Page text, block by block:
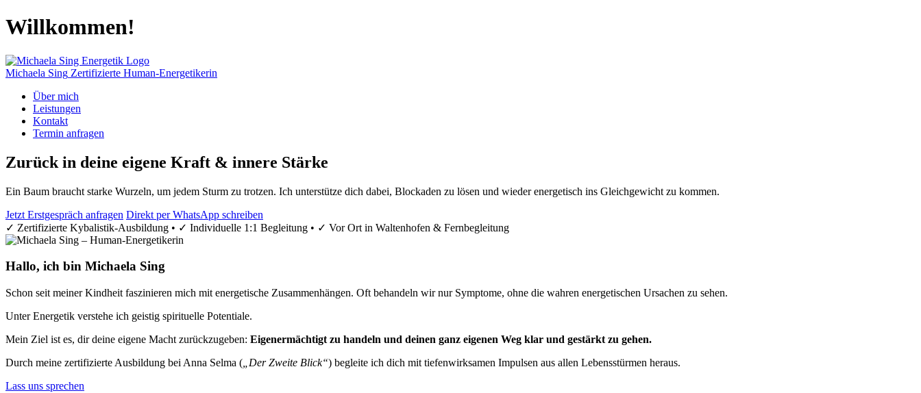
Willkommen!
Michaela Sing Zertifizierte Human-Energetikerin
Über mich
Leistungen
Kontakt
Termin anfragen
Zurück in deine eigene Kraft & innere Stärke
Ein Baum braucht starke Wurzeln, um jedem Sturm zu trotzen. Ich unterstütze dich dabei, Blockaden zu lösen und wieder energetisch ins Gleichgewicht zu kommen.
Jetzt Erstgespräch anfragen Direkt per WhatsApp schreiben
✓ Zertifizierte Kybalistik-Ausbildung • ✓ Individuelle 1:1 Begleitung • ✓ Vor Ort in Waltenhofen & Fernbegleitung
Hallo, ich bin Michaela Sing
Schon seit meiner Kindheit faszinieren mich mit energetische Zusammenhängen. Oft behandeln wir nur Symptome, ohne die wahren energetischen Ursachen zu sehen.
Unter Energetik verstehe ich geistig spirituelle Potentiale.
Mein Ziel ist es, dir deine eigene Macht zurückzugeben: Eigenermächtigt zu handeln und deinen ganz eigenen Weg klar und gestärkt zu gehen.
Durch meine zertifizierte Ausbildung bei Anna Selma ( „Der Zweite Blick“) begleite ich dich mit tiefenwirksamen Impulsen aus allen Lebensstürmen heraus.
Lass uns sprechen